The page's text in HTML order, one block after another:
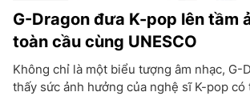
G-Dragon đưa K-pop lên tầm
toàn cầu cùng UNESCO
Không chỉ là một biểu tượng âm nhạc, G-
thấy sức ảnh hưởng của nghệ sĩ K-pop có